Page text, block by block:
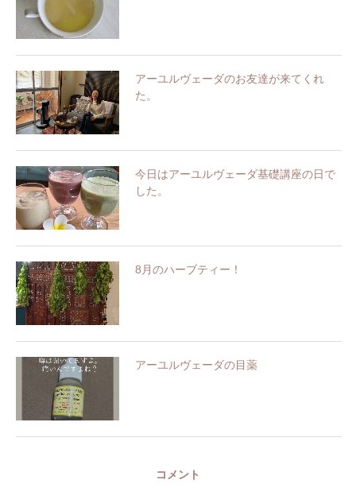
アーユルヴェーダのお友達が来てくれ
た。
今日はアーユルヴェーダ基礎講座の日で
した。
8月のハーブティー！
アーユルヴェーダの目薬
コメント